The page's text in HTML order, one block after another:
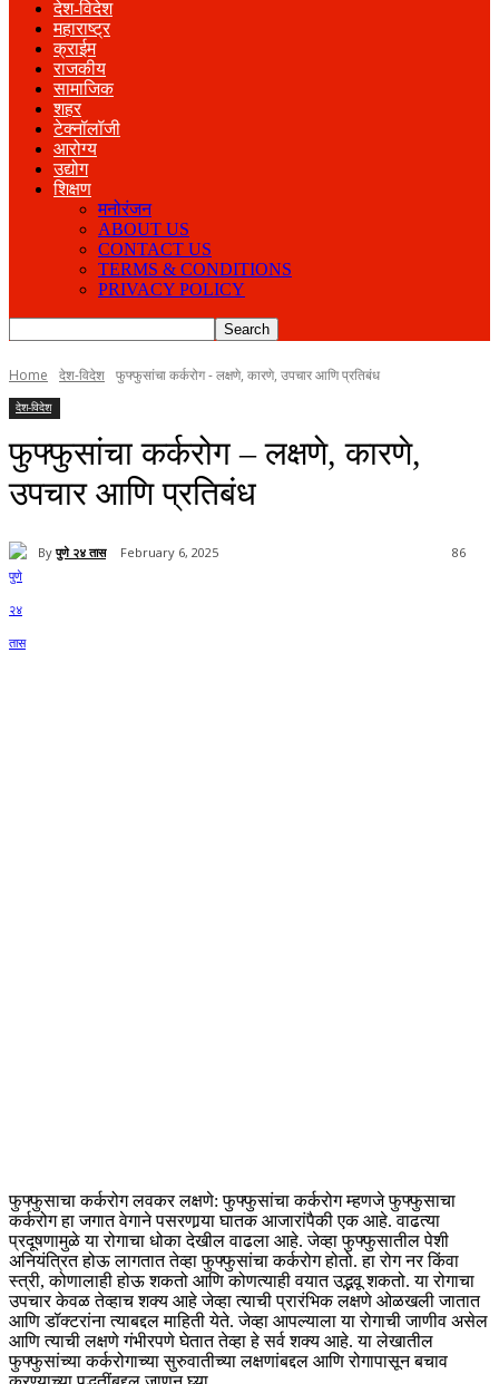
देश-विदेश
महाराष्ट्र
क्राईम
राजकीय
सामाजिक
शहर
टेक्नॉलॉजी
आरोग्य
उद्योग
शिक्षण
मनोरंजन
ABOUT US
CONTACT US
TERMS & CONDITIONS
PRIVACY POLICY
Home देश-विदेश फुफ्फुसांचा कर्करोग - लक्षणे, कारणे, उपचार आणि प्रतिबंध
देश-विदेश
फुफ्फुसांचा कर्करोग – लक्षणे, कारणे,
उपचार आणि प्रतिबंध
By पुणे २४ तास February 6, 2025 86
फुफ्फुसाचा कर्करोग लवकर लक्षणे: फुफ्फुसांचा कर्करोग म्हणजे फुफ्फुसाचा
कर्करोग हा जगात वेगाने पसरणार्‍या घातक आजारांपैकी एक आहे. वाढत्या
प्रदूषणामुळे या रोगाचा धोका देखील वाढला आहे. जेव्हा फुफ्फुसातील पेशी
अनियंत्रित होऊ लागतात तेव्हा फुफ्फुसांचा कर्करोग होतो. हा रोग नर किंवा
स्त्री, कोणालाही होऊ शकतो आणि कोणत्याही वयात उद्भवू शकतो. या रोगाचा
उपचार केवळ तेव्हाच शक्य आहे जेव्हा त्याची प्रारंभिक लक्षणे ओळखली जातात
आणि डॉक्टरांना त्याबद्दल माहिती येते. जेव्हा आपल्याला या रोगाची जाणीव असेल
आणि त्याची लक्षणे गंभीरपणे घेतात तेव्हा हे सर्व शक्य आहे. या लेखातील
फुफ्फुसांच्या कर्करोगाच्या सुरुवातीच्या लक्षणांबद्दल आणि रोगापासून बचाव